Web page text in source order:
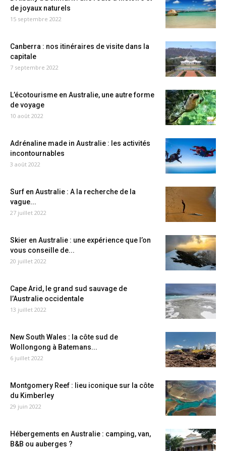
de joyaux naturels
15 septembre 2022
Canberra : nos itinéraires de visite dans la
capitale
7 septembre 2022
L’écotourisme en Australie, une autre forme
de voyage
10 août 2022
Adrénaline made in Australie : les activités
incontournables
3 août 2022
Surf en Australie : A la recherche de la
vague...
27 juillet 2022
Skier en Australie : une expérience que l’on
vous conseille de...
20 juillet 2022
Cape Arid, le grand sud sauvage de
l’Australie occidentale
13 juillet 2022
New South Wales : la côte sud de
Wollongong à Batemans...
6 juillet 2022
Montgomery Reef : lieu iconique sur la côte
du Kimberley
29 juin 2022
Hébergements en Australie : camping, van,
B&B ou auberges ?